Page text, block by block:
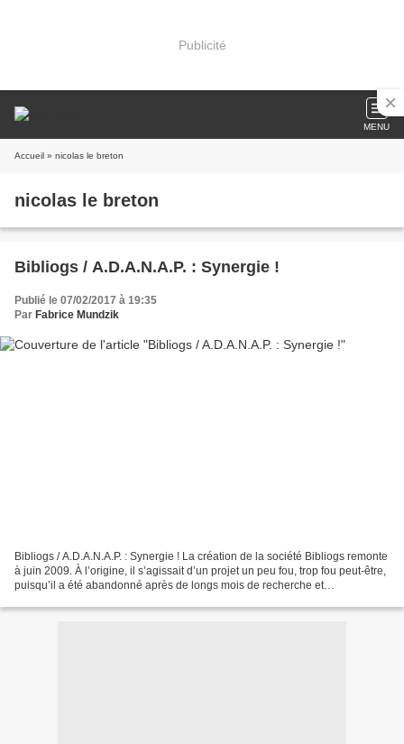
Publicité
MENU
Accueil » nicolas le breton
nicolas le breton
Bibliogs / A.D.A.N.A.P. : Synergie !
Publié le 07/02/2017 à 19:35
Par Fabrice Mundzik
Bibliogs / A.D.A.N.A.P. : Synergie ! La création de la société Bibliogs remonte
à juin 2009. À l’origine, il s’agissait d’un projet un peu fou, trop fou peut-être,
puisqu’il a été abandonné après de longs mois de recherche et